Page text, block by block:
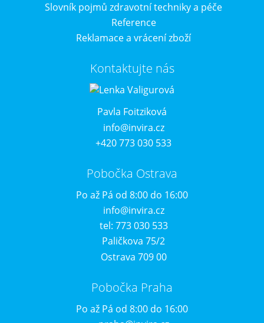
Slovník pojmů zdravotní techniky a péče
Reference
Reklamace a vrácení zboží
Kontaktujte nás
Pavla Foitziková
info@invira.cz
+420 773 030 533
Pobočka Ostrava
Po až Pá od 8:00 do 16:00
info@invira.cz
tel: 773 030 533
Paličkova 75/2
Ostrava 709 00
Pobočka Praha
Po až Pá od 8:00 do 16:00